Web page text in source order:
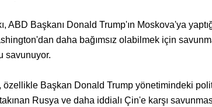
ABD Başkanı Donald Trump'ın Moskova'ya
daha bağımsız olabilmek için
savunuyor.
özellikle Başkan Donald Trump yönetimindeki
Rusya ve daha iddialı Çin'e karşı